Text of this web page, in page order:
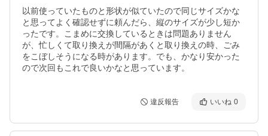
以前使っていたものと形状が似ていたので同じサイズかな
と思ってよく確認せずに頼んだら、縦のサイズが少し短か
ったです。こまめに交換しているときは問題ありません
が、忙しくて取り換えが間隔があくと取り換えの時、ごみ
をこぼしそうになる時があります。でも、かなり安かった
ので次回もこれで良いかなと思っています。
違反報告 いいね 0